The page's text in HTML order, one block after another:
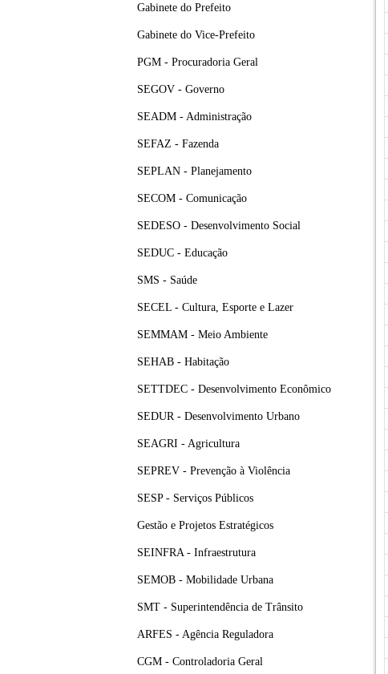
Gabinete do Prefeito
Gabinete do Vice-Prefeito
PGM - Procuradoria Geral
SEGOV - Governo
SEADM - Administração
SEFAZ - Fazenda
SEPLAN - Planejamento
SECOM - Comunicação
SEDESO - Desenvolvimento Social
SEDUC - Educação
SMS - Saúde
SECEL - Cultura, Esporte e Lazer
SEMMAM - Meio Ambiente
SEHAB - Habitação
SETTDEC - Desenvolvimento Econômico
SEDUR - Desenvolvimento Urbano
SEAGRI - Agricultura
SEPREV - Prevenção à Violência
SESP - Serviços Públicos
Gestão e Projetos Estratégicos
SEINFRA - Infraestrutura
SEMOB - Mobilidade Urbana
SMT - Superintendência de Trânsito
ARFES - Agência Reguladora
CGM - Controladoria Geral